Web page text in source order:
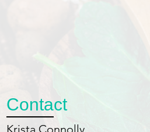
Contact
Krista Connolly